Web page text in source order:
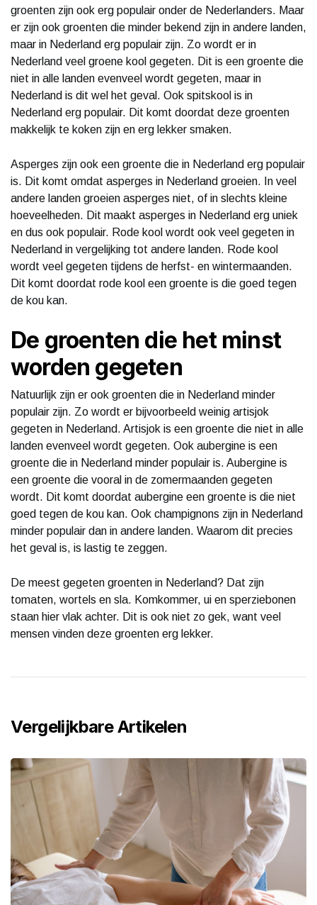
groenten zijn ook erg populair onder de Nederlanders. Maar
er zijn ook groenten die minder bekend zijn in andere landen,
maar in Nederland erg populair zijn. Zo wordt er in
Nederland veel groene kool gegeten. Dit is een groente die
niet in alle landen evenveel wordt gegeten, maar in
Nederland is dit wel het geval. Ook spitskool is in
Nederland erg populair. Dit komt doordat deze groenten
makkelijk te koken zijn en erg lekker smaken.
Asperges zijn ook een groente die in Nederland erg populair
is. Dit komt omdat asperges in Nederland groeien. In veel
andere landen groeien asperges niet, of in slechts kleine
hoeveelheden. Dit maakt asperges in Nederland erg uniek
en dus ook populair. Rode kool wordt ook veel gegeten in
Nederland in vergelijking tot andere landen. Rode kool
wordt veel gegeten tijdens de herfst- en wintermaanden.
Dit komt doordat rode kool een groente is die goed tegen
de kou kan.
De groenten die het minst
worden gegeten
Natuurlijk zijn er ook groenten die in Nederland minder
populair zijn. Zo wordt er bijvoorbeeld weinig artisjok
gegeten in Nederland. Artisjok is een groente die niet in alle
landen evenveel wordt gegeten. Ook aubergine is een
groente die in Nederland minder populair is. Aubergine is
een groente die vooral in de zomermaanden gegeten
wordt. Dit komt doordat aubergine een groente is die niet
goed tegen de kou kan. Ook champignons zijn in Nederland
minder populair dan in andere landen. Waarom dit precies
het geval is, is lastig te zeggen.
De meest gegeten groenten in Nederland? Dat zijn
tomaten, wortels en sla. Komkommer, ui en sperziebonen
staan hier vlak achter. Dit is ook niet zo gek, want veel
mensen vinden deze groenten erg lekker.
Vergelijkbare Artikelen